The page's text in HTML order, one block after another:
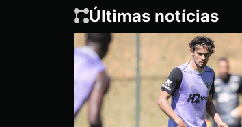
Últimas notícias